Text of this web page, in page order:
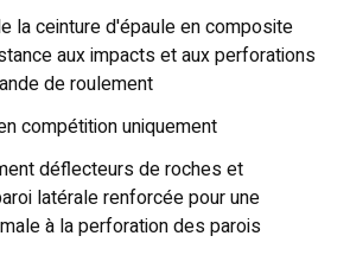
la ceinture d'épaule en composite
aux impacts et aux perforations
de roulement
compétition uniquement
déflecteurs de roches et
latérale renforcée pour une
à la perforation des parois